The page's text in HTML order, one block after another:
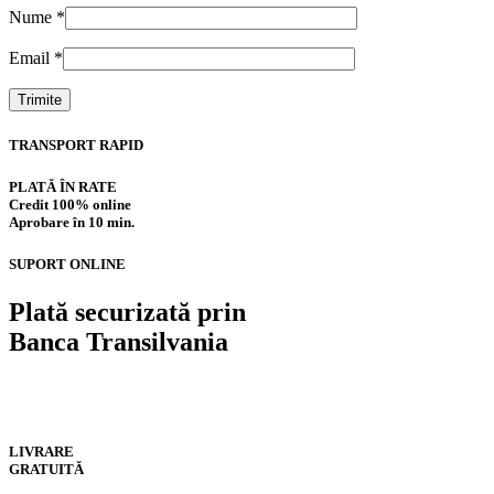
Nume *
Email *
TRANSPORT RAPID
PLATĂ ÎN RATE
Credit 100% online
Aprobare în 10 min.
SUPORT ONLINE
Plată securizată prin
Banca Transilvania
LIVRARE
GRATUITĂ